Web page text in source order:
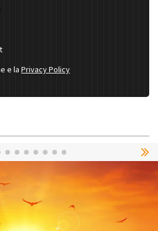
e la Privacy Policy